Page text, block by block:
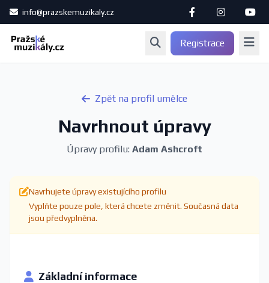
info@prazskemuzikaly.cz
Registrace
Zpět na profil umělce
Navrhnout úpravy
Úpravy profilu: Adam Ashcroft
Navrhujete úpravy existujícího profilu
Vyplňte pouze pole, která chcete změnit. Současná data
jsou předvyplněna.
Základní informace